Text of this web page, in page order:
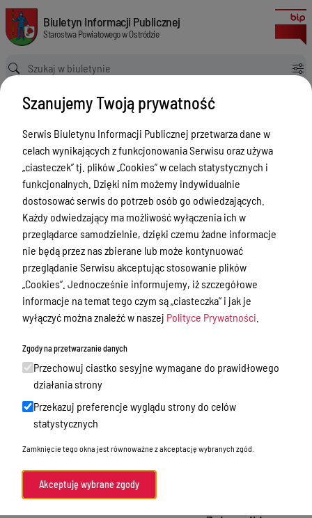
Decyzja w sprawie legalizacji w trybie postępowania uproszczonego
Biuletyn Informacji Publicznej Starostwa Powiatowego w Ostródzie
Biuletyn Informacji Publicznej
Starostwa Powiatowego w Ostródzie
Ścieżka powrotu
Strona główna
PINB Obwieszczenia
Decyzja w sprawie legalizacji w trybie postępowania uproszczonego boks garażowy nr 58 w zespole garaży nr III, na działce nr 116/8 przy ul. Leśnej w Morągu
PINB Obwieszczenia
Menu Przedmiotowe
Starostwo Powiatowe
Poradnik Interesanta
Informacje o naborze
Zamówienia Publiczne
Tablica ogłoszeń
Dyżury Aptek w Powiecie Ostródzkim
Akty Prawne
Rejestry, ewidencje i archiwa
Budżet
Organizacja działania samorządu
powiatowego
Organy Powiatu
Oświadczenia majątkowe
Wersja obowiązująca
z dnia25-10-2024
07:19:04
Drukuj
Decyzja w
sprawie
legalizacji w
trybie
postępowania
nr 58 w zespole
garaży nr III, na
przy ul. Leśnej
Szanujemy Twoją prywatność
Serwis Biuletynu Informacji Publicznej przetwarza dane w
celach wynikających z funkcjonowania Serwisu oraz używa
„ciasteczek” tj. plików „Cookies” w celach statystycznych i
funkcjonalnych. Dzięki nim możemy indywidualnie
dostosować serwis do potrzeb osób go odwiedzających.
Każdy odwiedzający ma możliwość wyłączenia ich w
przeglądarce samodzielnie, dzięki czemu żadne informacje
nie będą przez nas zbierane lub może kontynuować
przeglądanie Serwisu akceptując stosowanie plików
„Cookies”. Jednocześnie informujemy, iż szczegółowe
informacje na temat tego czym są „ciasteczka” i jak je
wyłączyć można znaleźć w naszej Polityce Prywatności
Zgody na przetwarzanie danych
Przechowuj ciastko sesyjne wymagane do prawidłowego
działania strony
Przekazuj preferencje wyglądu strony do celów
statystycznych
Zamknięcie tego okna jest równoważne z akceptację wybranych zgód.
Akceptuję wybrane zgody